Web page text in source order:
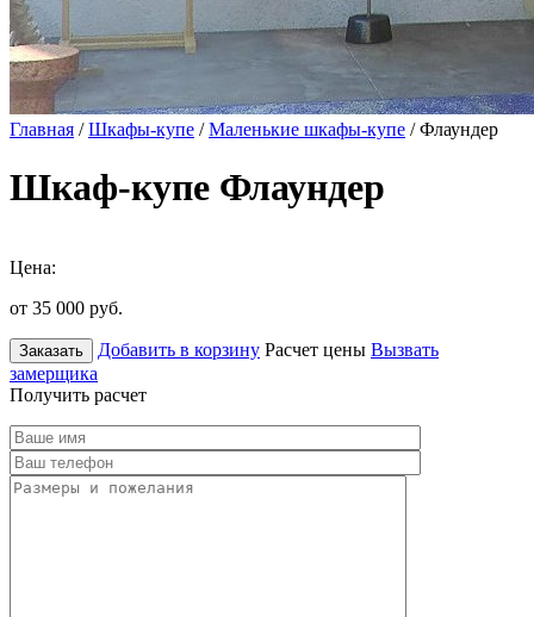
Главная /Шкафы-купе /Маленькие шкафы-купе / Флаундер
Шкаф-купе Флаундер
Цена:
от 35 000 руб.
Заказать Добавить в корзину Расчет цены Вызвать
замерщика
Получить расчет